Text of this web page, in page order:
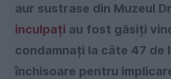
aur sustrase din Muzeul
inculpați au fost găsiți
condamnați la câte 47 de
închisoare pentru